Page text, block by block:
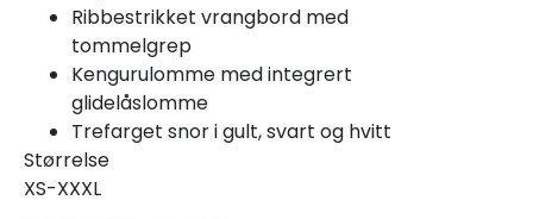
Ribbestrikket vrangbord med
tommelgrep
Kengurulomme med integrert
glidelåslomme
Trefarget snor i gult, svart og hvitt
Størrelse
XS-XXXL